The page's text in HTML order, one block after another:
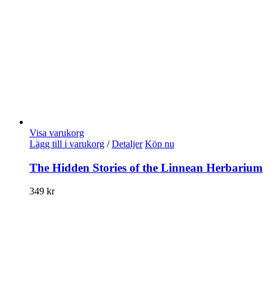
Visa varukorg
Lägg till i varukorg / Detaljer Köp nu
The Hidden Stories of the Linnean Herbarium
349 kr